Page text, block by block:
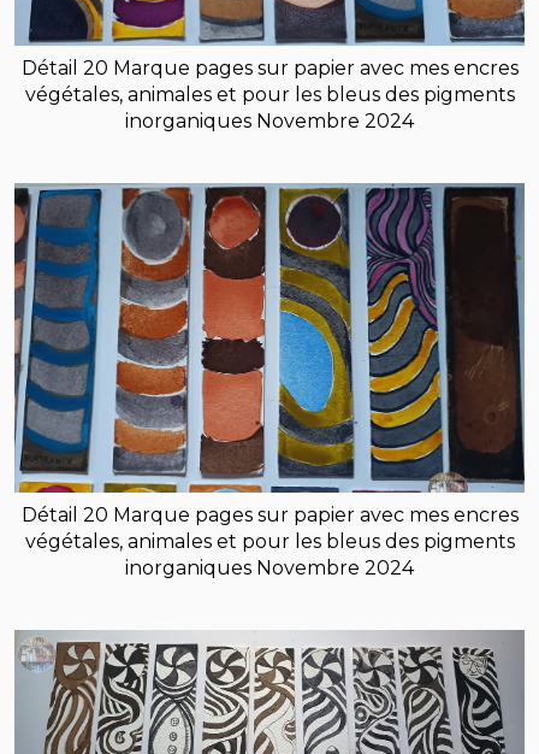
Détail 20 Marque pages sur papier avec mes encres
végétales, animales et pour les bleus des pigments
inorganiques Novembre 2024
Détail 20 Marque pages sur papier avec mes encres
végétales, animales et pour les bleus des pigments
inorganiques Novembre 2024